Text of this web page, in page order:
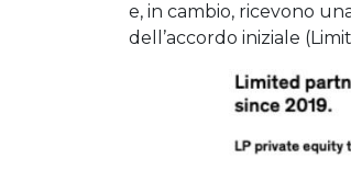
e, in cambio, ricevono
dell’accordo iniziale